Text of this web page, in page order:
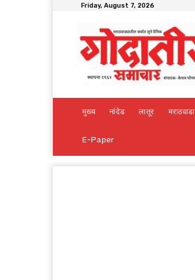
Friday, August 7, 2026
मुख्य नांदेड लातूर मराठवाडा
E-Paper